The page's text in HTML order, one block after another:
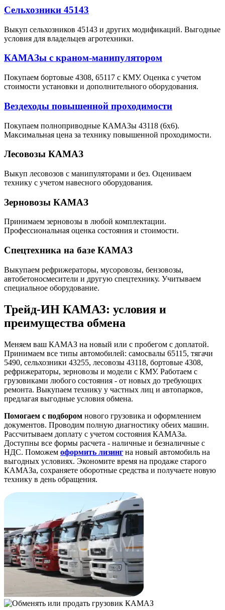
Сельхозники 45143
Выкуп сельхозников 45143 и других модификаций. Выгодные
условия для владельцев агротехники.
КАМАЗы с краном-манипулятором
Покупаем бортовые 4308, 65117 с КМУ. Оценка с учетом
стоимости установки и дополнительного оборудования.
Вездеходы повышенной проходимости
Покупаем полноприводные КАМАЗы 43118 (6х6).
Максимальная цена за технику повышенной проходимости.
Лесовозы КАМАЗ
Выкуп лесовозов с манипуляторами и без. Оцениваем
технику с учетом навесного оборудования.
Зерновозы КАМАЗ
Принимаем зерновозы в любой комплектации.
Профессиональная оценка состояния и стоимости.
Спецтехника на базе КАМАЗ
Выкупаем рефрижераторы, мусоровозы, бензовозы,
автобетоносмесители и другую спецтехнику. Учитываем
специальное оборудование.
Трейд-ИН КАМАЗ: условия и
преимущества обмена
Меняем ваш КАМАЗ на новый или с пробегом с доплатой.
Принимаем все типы автомобилей: самосвалы 65115, тягачи
5490, сельхозники 43255, лесовозы 43118, бортовые 4308,
рефрижераторы, зерновозы и модели с КМУ. Работаем с
грузовиками любого состояния - от новых до требующих
ремонта. Выкупаем технику у частных лиц и автопарков,
предлагая выгодные условия обмена.
Помогаем с подбором нового грузовика и оформлением
документов. Проводим полную диагностику обеих машин.
Рассчитываем доплату с учетом состояния КАМАЗа.
Доступны все формы расчета - наличные и безналичные с
НДС. Поможем оформить лизинг на новый автомобиль на
выгодных условиях. Экономите время на продаже старого
КАМАЗа, сохраняете оборотные средства и получаете новую
технику в день обращения.